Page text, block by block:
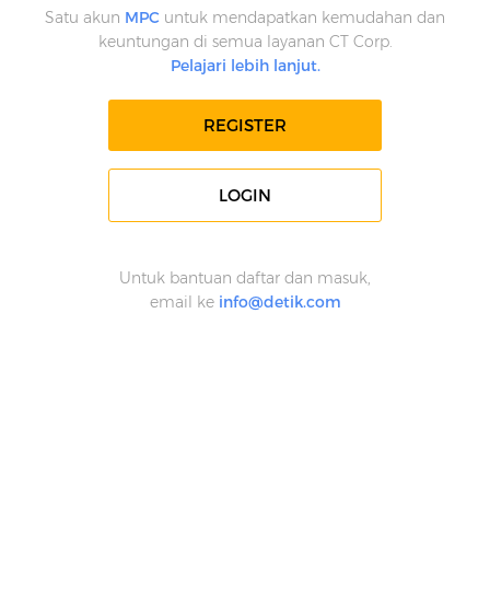
Satu akun MPC untuk mendapatkan kemudahan dan
keuntungan di semua layanan CT Corp.
Pelajari lebih lanjut.
REGISTER
LOGIN
Untuk bantuan daftar dan masuk,
email ke info@detik.com